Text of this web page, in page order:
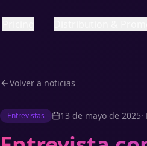
Volver a noticias
Entrevistas 13 de mayo de 2025·